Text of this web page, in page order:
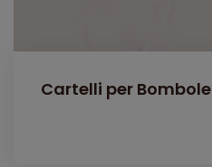
Cartelli per Bombole